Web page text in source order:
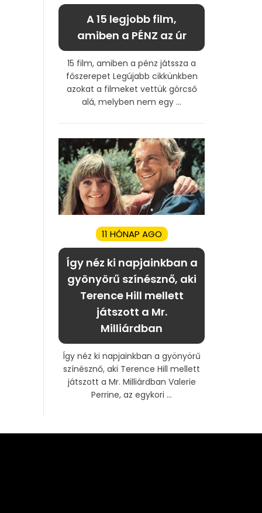
A 15 legjobb film,
amiben a PÉNZ az úr
15 film, amiben a pénz játssza a
főszerepet Legújabb cikkünkben
azokat a filmeket vettük górcső
alá, melyben nem egy ...
11 HÓNAP AGO
Így néz ki napjainkban a
gyönyörű színésznő, aki
Terence Hill mellett
játszott a Mr.
Milliárdban
Így néz ki napjainkban a gyönyörű
színésznő, aki Terence Hill mellett
játszott a Mr. Milliárdban Valerie
Perrine, az egykori ...